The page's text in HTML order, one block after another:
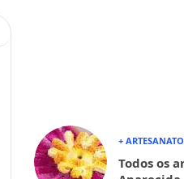
+
Todos os